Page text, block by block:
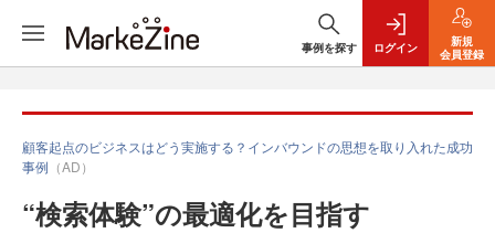
事例を探す ログイン
新規
会員登録
顧客起点のビジネスはどう実施する？インバウンドの思想を取り入れた成功
事例 （AD）
“検索体験”の最適化を目指す